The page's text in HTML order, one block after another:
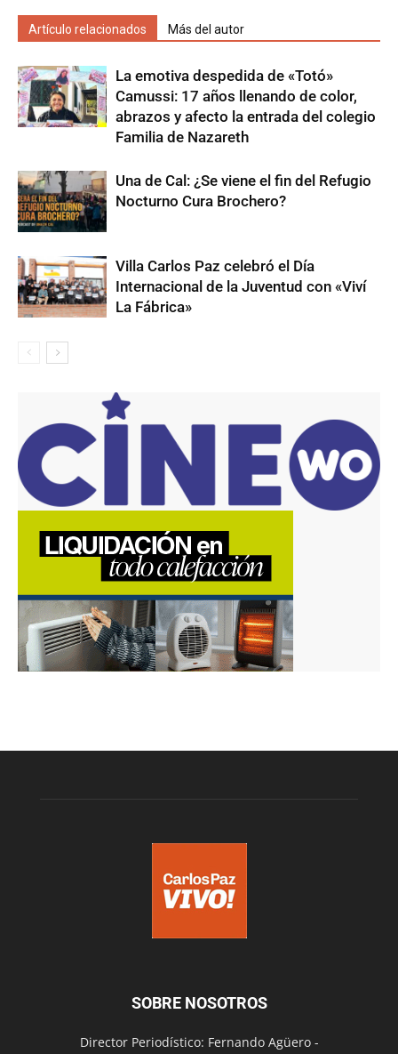
Artículo relacionados Más del autor
La emotiva despedida de «Totó»
Camussi: 17 años llenando de color,
abrazos y afecto la entrada del colegio
Familia de Nazareth
Una de Cal: ¿Se viene el fin del Refugio
Nocturno Cura Brochero?
Villa Carlos Paz celebró el Día
Internacional de la Juventud con «Viví
La Fábrica»
SOBRE NOSOTROS
Director Periodístico: Fernando Agüero -